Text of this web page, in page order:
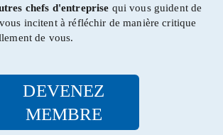
chefs d'entreprise qui vous guident de
incitent à réfléchir de manière critique
de vous.
DEVENEZ
MEMBRE